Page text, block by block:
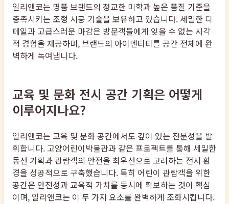
일리앤코는 명품 브랜드의 정교한 미학과 높은 품질 기준을
충족시키는 조형 시공 기술을 보유하고 있습니다. 세밀한 디
테일과 고급스러운 마감은 방문객들에게 잊을 수 없는 시각
적 경험을 제공하며, 브랜드의 아이덴티티를 공간 전체에 완
벽하게 녹여냅니다.
교육 및 문화 전시 공간 기획은 어떻게
이루어지나요?
일리앤코는 교육 및 문화 공간에서도 깊이 있는 전문성을 발
휘합니다. 고양어린이박물관과 같은 프로젝트를 통해 세밀한
동선 기획과 관람객의 안전을 최우선으로 고려하는 전시 환
경을 성공적으로 구축했습니다. 특히 어린이 관람객을 위한
공간은 안전성과 교육적 가치를 동시에 확보하는 것이 핵심
이며, 일리앤코는 이 두 가지 요소를 완벽하게 조화시킵니다.